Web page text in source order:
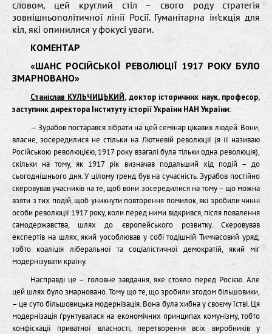
словом, цей круглий стіл – свого роду стратегія
зовнішньополітичної лінії Росії. Гуманітарна ін’єкція для
кіл, які опинилися у фокусі уваги.
КОМЕНТАР
«ШАНС РОСІЙСЬКОЇ РЕВОЛЮЦІЇ 1917 РОКУ БУЛО
ЗМАРНОВАНО»
Станіслав КУЛЬЧИЦЬКИЙ, доктор історичних наук, професор,
заступник директора Інституту історії України НАН України:
— Зурабов постарався зібрати на цей семінар цікавих людей. Вони,
власне, зосередилися не стільки на Лютневій революції (я її називаю
Російською революцією, 1917 року взагалі була тільки одна революція),
скільки на тому, як 1917 рік визначав подальший хід подій – до
сьогоднішнього дня. У цілому тренд був на сучасність. Зурабов постійно
скеровував учасників на те, щоб вони зосередилися на тому – що можна
взяти з тих подій, щоб уникнути повторення помилок, які зробили чинні
особи революції 1917 року, коли перед ними відкрився, після повалення
самодержавства, шлях до європейського розвитку. Скеровував
експертів на шлях, який уособлював у собі тодішній Тимчасовий уряд,
тобто коаліція ліберальної та соціалістичної демократій, який міг
модернізувати країну.
Насправді це – головне завдання, яке стояло перед Росією. Але
цей шлях було змарновано. Тому що те, що зробили згодом більшовики,
– це суто більшовицька модернізація. Вона була хибна у своєму їстві. Ця
модернізація ѓрунтувалася на економічних принципах комунізму, тобто
конфіскації приватної власності, перетворення всіх виробників у